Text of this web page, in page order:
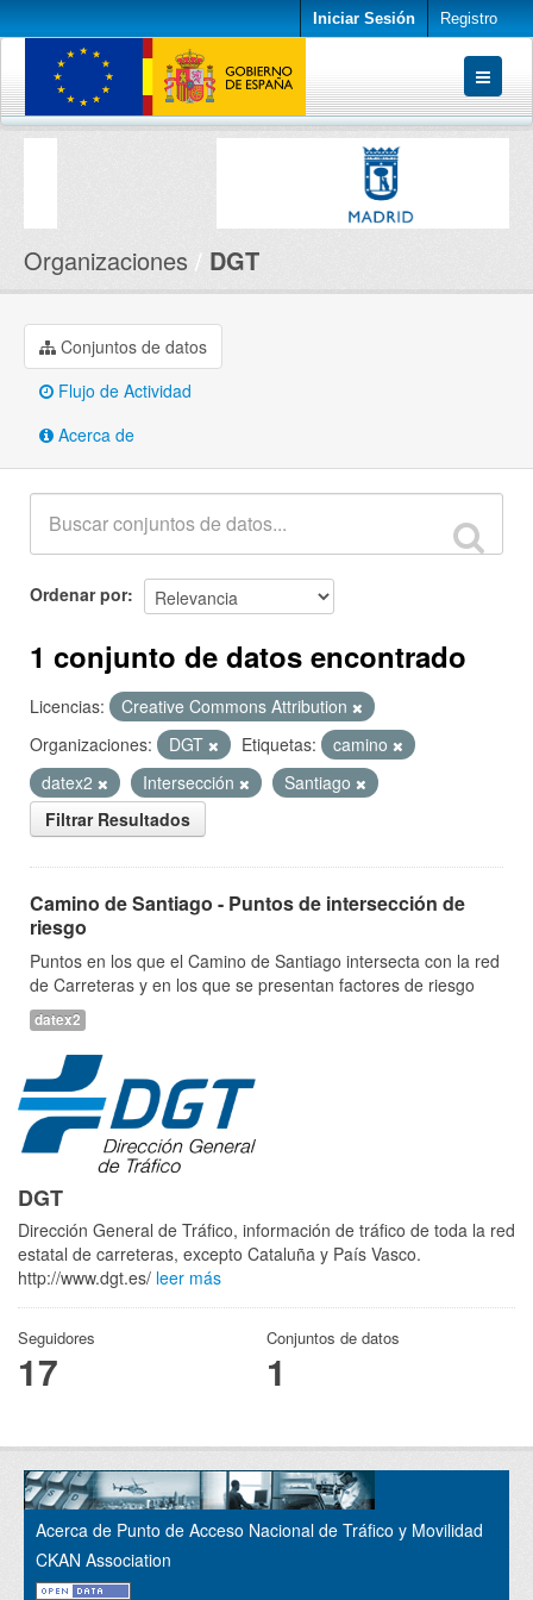
Iniciar Sesión Registro
Conjuntos de datos
Organizaciones DGT
Conjuntos de datos
Flujo de Actividad
Acerca de
Ordenar por
1 conjunto de datos encontrado
Licencias:
Creative Commons Attribution
Organizaciones:
DGT Etiquetas:
camino
datex2
Intersección
Santiago
Filtrar Resultados
Camino de Santiago - Puntos de intersección de
riesgo
Puntos en los que el Camino de Santiago intersecta con la red
de Carreteras y en los que se presentan factores de riesgo
datex2
DGT
Dirección General de Tráfico, información de tráfico de toda la red
estatal de carreteras, excepto Cataluña y País Vasco.
http://www.dgt.es/ leer más
Seguidores
17
Conjuntos de datos
1
Acerca de Punto de Acceso Nacional de Tráfico y Movilidad
CKAN Association